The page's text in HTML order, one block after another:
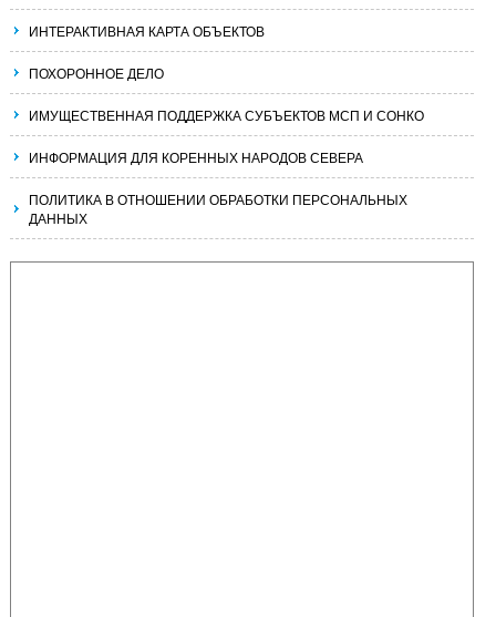
ИНТЕРАКТИВНАЯ КАРТА ОБЪЕКТОВ
ПОХОРОННОЕ ДЕЛО
ИМУЩЕСТВЕННАЯ ПОДДЕРЖКА СУБЪЕКТОВ МСП И СОНКО
ИНФОРМАЦИЯ ДЛЯ КОРЕННЫХ НАРОДОВ СЕВЕРА
ПОЛИТИКА В ОТНОШЕНИИ ОБРАБОТКИ ПЕРСОНАЛЬНЫХ
ДАННЫХ